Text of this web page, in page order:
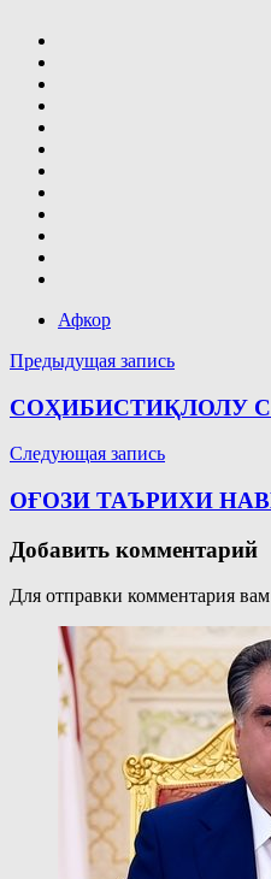
Афкор
Навигация
по
записям
Предыдущая запись
СОҲИБИСТИҚЛОЛУ
Следующая запись
ОҒОЗИ ТАЪРИХИ
Добавить комментарий
Для отправки комментария